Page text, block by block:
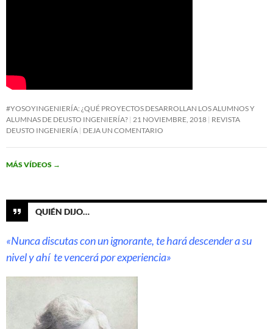
#YOSOYINGENIERÍA: ¿QUÉ PROYECTOS DESARROLLAN LOS ALUMNOS Y
ALUMNAS DE DEUSTO INGENIERÍA? 21 NOVIEMBRE, 2018 REVISTA
DEUSTO INGENIERÍA DEJA UN COMENTARIO
MÁS VÍDEOS →
QUIÉN DIJO…
«Nunca discutas con un ignorante, te hará descender a su
nivel y ahí te vencerá por experiencia»